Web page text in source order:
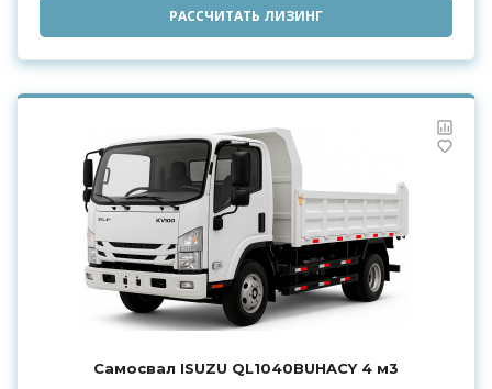
РАССЧИТАТЬ ЛИЗИНГ
Самосвал ISUZU QL1040BUHAСY 4 м3